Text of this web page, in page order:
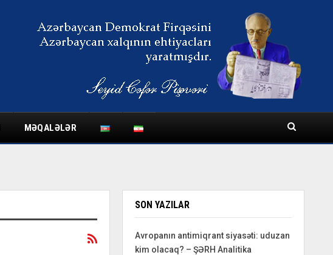
MƏQALƏLƏR
SON YAZILAR
Avropanın antimiqrant siyasəti: uduzan
kim olacaq? – ŞƏRH Analitika